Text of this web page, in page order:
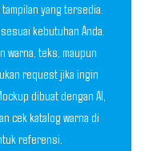
yang tersedia.
kebutuhan Anda.
warna, teks, maupun
request jika ingin
dibuat dengan AI,
cek katalog warna di
referensi.